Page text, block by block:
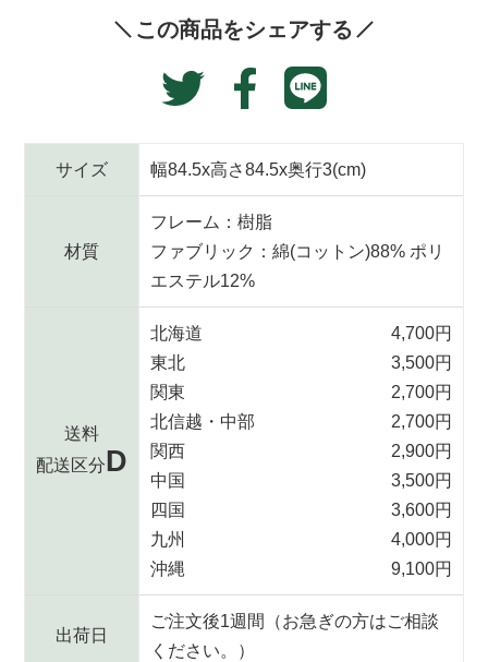
この商品をシェアする
Twitter
稿
る
Facebook
す
る
Translation
missing:
サイズ 幅84.5x高さ84.5x奥行3(cm)
材質
フレーム：樹脂
ファブリック：綿(コットン)88% ポリ
エステル12%
送料
配送区分D
北海道
4,700円
東北
3,500円
関東
2,700円
北信越・中部
2,700円
関西
2,900円
中国
3,500円
四国
3,600円
九州
4,000円
沖縄
9,100円
出荷日
ご注文後1週間（お急ぎの方はご相談
ください。）